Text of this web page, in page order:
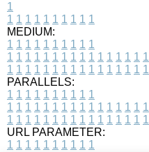
1
1 1 1 1 1 1 1 1 1 1
MEDIUM:
1 1 1 1 1 1 1 1 1 1
1 1 1 1 1 1 1 1 1 1 1 1 1 1 1 1
1 1 1 1 1 1 1 1 1 1 1 1 1 1 1 1
PARALLELS:
1 1 1 1 1 1 1 1 1 1
1 1 1 1 1 1 1 1 1 1 1 1 1 1 1 1
1 1 1 1 1 1 1 1 1 1 1 1 1 1 1 1
URL PARAMETER:
1 1 1 1 1 1 1 1 1 1